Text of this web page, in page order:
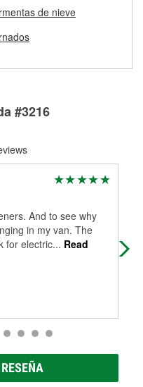
de Préstamo de
determinar si pueden
tambores o discos no
a encontrar las
tu reparación.
de freno
de nieve
#3216
And to see why
in my van. The
for electric... Read
get